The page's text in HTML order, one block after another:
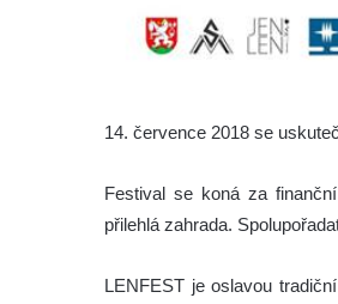
14. července 2018 se
Festival se koná za
přilehlá zahrada.
LENFEST je oslavou